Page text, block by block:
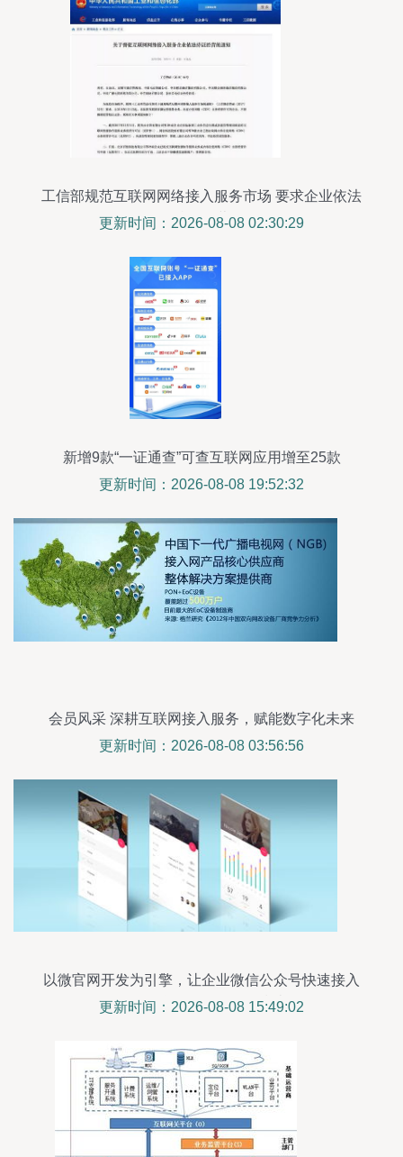
工信部规范互联网网络接入服务市场 要求企业依法
持证经营
更新时间：2026-08-08 02:30:29
新增9款“一证通查”可查互联网应用增至25款
更新时间：2026-08-08 19:52:32
会员风采 深耕互联网接入服务，赋能数字化未来
更新时间：2026-08-08 03:56:56
以微官网开发为引擎，让企业微信公众号快速接入
移动互联网的全面服务指南
更新时间：2026-08-08 15:49:02